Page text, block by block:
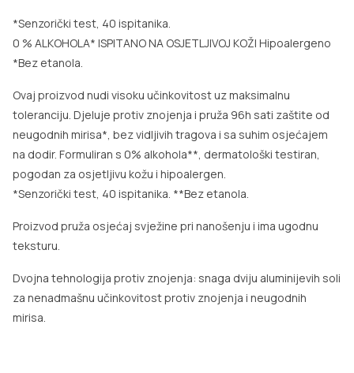
*Senzorički test, 40 ispitanika.
0 % ALKOHOLA* ISPITANO NA OSJETLJIVOJ KOŽI Hipoalergeno
*Bez etanola.
Ovaj proizvod nudi visoku učinkovitost uz maksimalnu
toleranciju. Djeluje protiv znojenja i pruža 96h sati zaštite od
neugodnih mirisa*, bez vidljivih tragova i sa suhim osjećajem
na dodir. Formuliran s 0% alkohola**, dermatološki testiran,
pogodan za osjetljivu kožu i hipoalergen.
*Senzorički test, 40 ispitanika. **Bez etanola.
Proizvod pruža osjećaj svježine pri nanošenju i ima ugodnu
teksturu.
Dvojna tehnologija protiv znojenja: snaga dviju aluminijevih soli
za nenadmašnu učinkovitost protiv znojenja i neugodnih
mirisa.